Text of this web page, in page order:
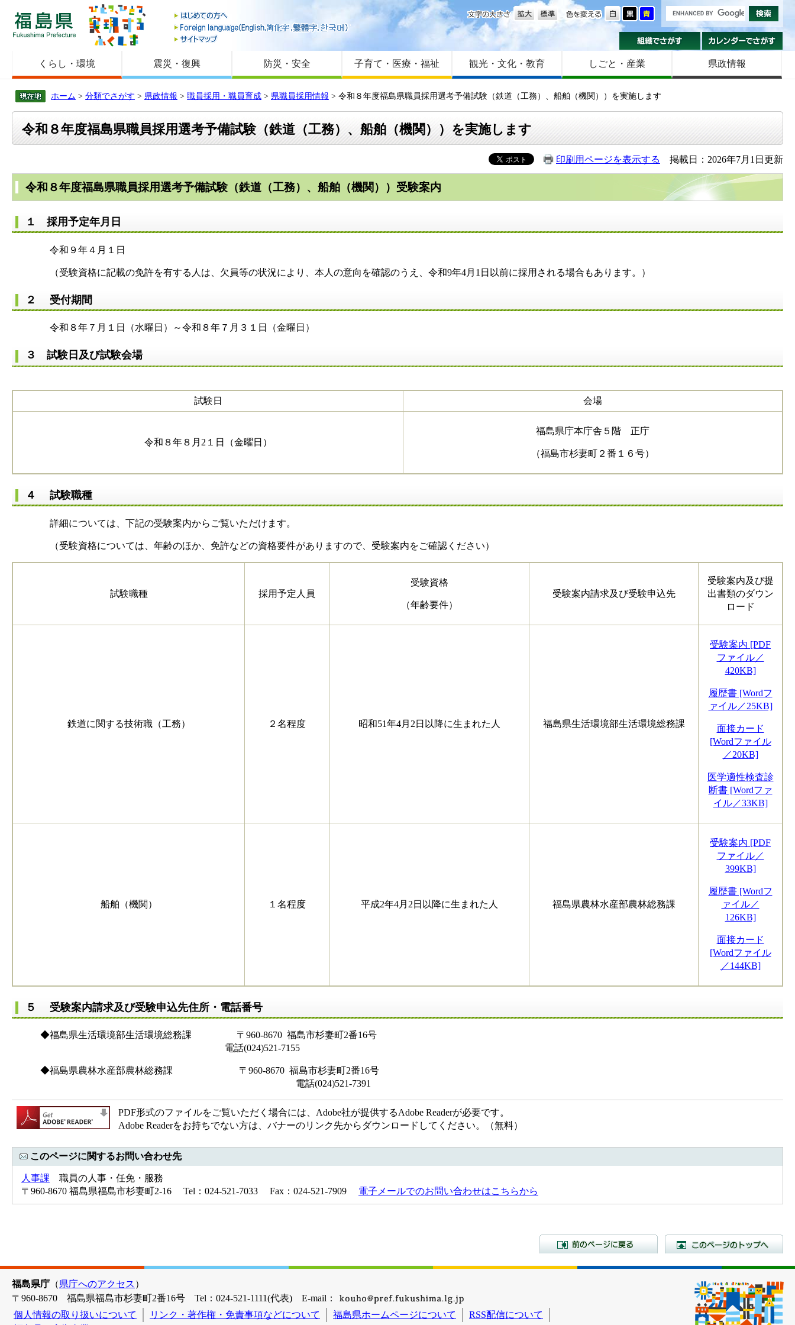
福島県
はじめての方へ
Foreign language
サイトマップ
色を変える
文字の大きさ
組織でさがす
くらし・環境 震災・復興 防災・安全 子育て・医療・福祉 観光・文化・教育 しごと・産業 県政情報
ホーム > 分類でさがす > 県政情報 > 職員採用・職員育成 > 県職員採用情報 > 令和８年度福島県職員採用選考予備試験（鉄道（工務）、船舶（機関））を実施します
令和８年度福島県職員採用選考予備試験（鉄道（工務）、船舶（機関））を実施します
印刷用ページを表示する 掲載日：2026年7月1日更新
令和８年度福島県職員採用選考予備試験（鉄道（工務）、船舶（機関））受験案内
１ 採用予定年月日
令和９年４月１日
（受験資格に記載の免許を有する人は、欠員等の状況により、本人の意向を確認のうえ、令和9年4月1日以前に採用される場合もあります。）
２ 受付期間
令和８年７月１日（水曜日）～令和８年７月３１日（金曜日）
３ 試験日及び試験会場
試験日 会場
令和８年８月2１日（金曜日）
福島県庁本庁舎５階 正庁
（福島市杉妻町２番１６号）
４ 試験職種
詳細については、下記の受験案内からご覧いただけます。
（受験資格については、年齢のほか、免許などの資格要件がありますので、受験案内をご確認ください）
試験職種 採用予定人員
受験資格
（年齢要件）
受験案内請求及び受験申込先
受験案内及び提
出書類のダウン
ロード
鉄道に関する技術職（工務） ２名程度 昭和51年4月2日以降に生まれた人 福島県生活環境部生活環境総務課
受験案内 [PDF
ファイル／
420KB]
履歴書 [Wordフ
ァイル／25KB]
面接カード
[Wordファイル
／20KB]
医学適性検査診
断書 [Wordファ
イル／33KB]
船舶（機関） １名程度 平成2年4月2日以降に生まれた人 福島県農林水産部農林総務課
受験案内 [PDF
ファイル／
399KB]
履歴書 [Wordフ
ァイル／
126KB]
面接カード
[Wordファイル
／144KB]
５ 受験案内請求及び受験申込先住所・電話番号
◆福島県生活環境部生活環境総務課 〒960-8670 福島市杉妻町2番16号
電話(024)521-7155
◆福島県農林水産部農林総務課 〒960-8670 福島市杉妻町2番16号
電話(024)521-7391
PDF形式のファイルをご覧いただく場合には、Adobe社が提供するAdobe Readerが必要です。
Adobe Readerをお持ちでない方は、バナーのリンク先からダウンロードしてください。（無料）
このページに関するお問い合わせ先
人事課 職員の人事・任免・服務
〒960-8670 福島県福島市杉妻町2-16 Tel：024-521-7033 Fax：024-521-7909 電子メールでのお問い合わせはこちらから
前のページに戻る
福島県庁 （県庁へのアクセス ）
〒960-8670 福島県福島市杉妻町2番16号 Tel：024-521-1111(代表) E-mail：
個人情報の取り扱いについて
リンク・著作権・免責事項などについて 福島県ホームページについて
RSS配信について